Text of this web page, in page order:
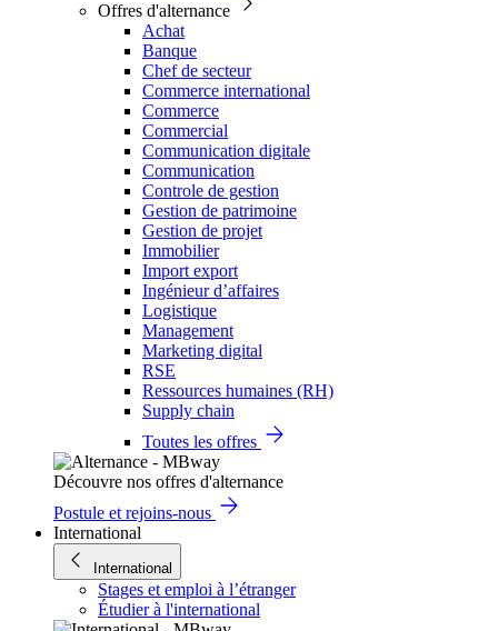
Offres d'alternance
Achat
Banque
Chef de secteur
Commerce international
Commerce
Commercial
Communication digitale
Communication
Controle de gestion
Gestion de patrimoine
Gestion de projet
Immobilier
Import export
Ingénieur d’affaires
Logistique
Management
Marketing digital
RSE
Ressources humaines (RH)
Supply chain
Toutes les offres
Découvre nos offres d'alternance
Postule et rejoins-nous
International
International
Stages et emploi à l’étranger
Étudier à l'international